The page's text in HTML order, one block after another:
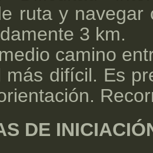
ruta y navegar
3 km.
camino
más difícil. Es
DE